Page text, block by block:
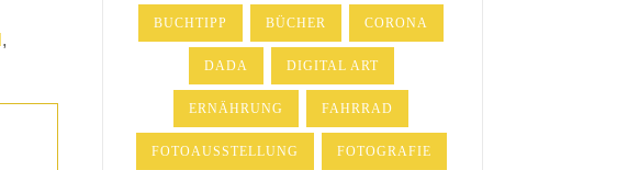
,
BUCHTIPP BÜCHER CORONA
DADA DIGITAL ART
ERNÄHRUNG FAHRRAD
FOTOAUSSTELLUNG FOTOGRAFIE